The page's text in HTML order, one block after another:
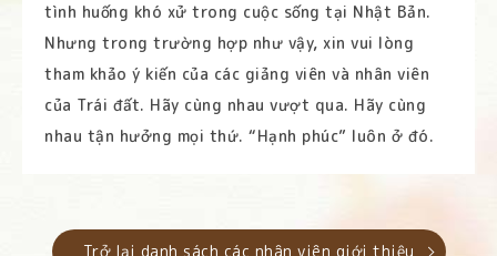
tình huống khó xử trong cuộc sống tại Nhật Bản.
Nhưng trong trường hợp như vậy, xin vui lòng
tham khảo ý kiến ​​​​của các giảng viên và nhân viên
của Trái đất. Hãy cùng nhau vượt qua. Hãy cùng
nhau tận hưởng mọi thứ. “Hạnh phúc” luôn ở đó.
Trở lại danh sách các nhân viên giới thiệu